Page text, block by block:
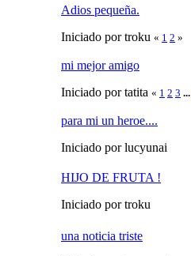
Adios pequeña.
Iniciado por troku « 1 2 »
mi mejor amigo
Iniciado por tatita « 1 2 3 ...
para mi un heroe....
Iniciado por lucyunai
HIJO DE FRUTA !
Iniciado por troku
una noticia triste